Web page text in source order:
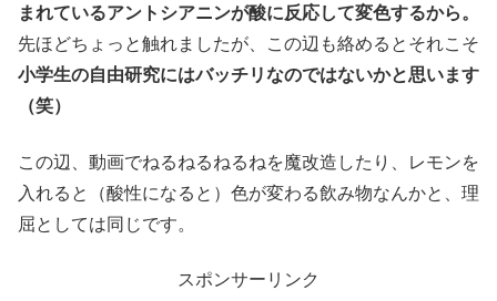
まれているアントシアニンが酸に反応して変色するから。
先ほどちょっと触れましたが、この辺も絡めるとそれこそ
小学生の自由研究にはバッチリなのではないかと思います
（笑）
この辺、動画でねるねるねるねを魔改造したり、レモンを
入れると（酸性になると）色が変わる飲み物なんかと、理
屈としては同じです。
スポンサーリンク